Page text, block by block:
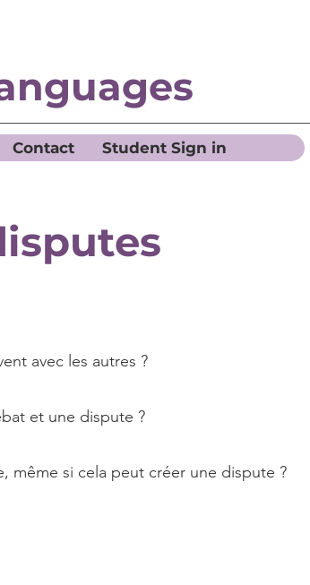
Contact Student Sign in
avec les autres ?
et une dispute ?
même si cela peut créer une dispute ?